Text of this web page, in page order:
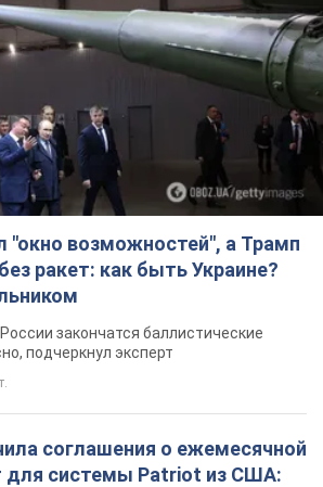
"окно возможностей", а Трамп
ракет: как быть Украине?
закончатся баллистические
подчеркнул эксперт
соглашения о ежемесячной
для системы Patriot из США: